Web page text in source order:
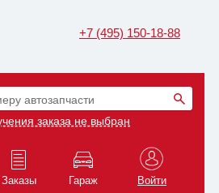
+7 (495) 150-18-88
автозапчасти
заказа не выбран
Заказы Гараж Войти